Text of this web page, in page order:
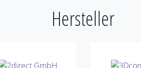
Previous
Hersteller